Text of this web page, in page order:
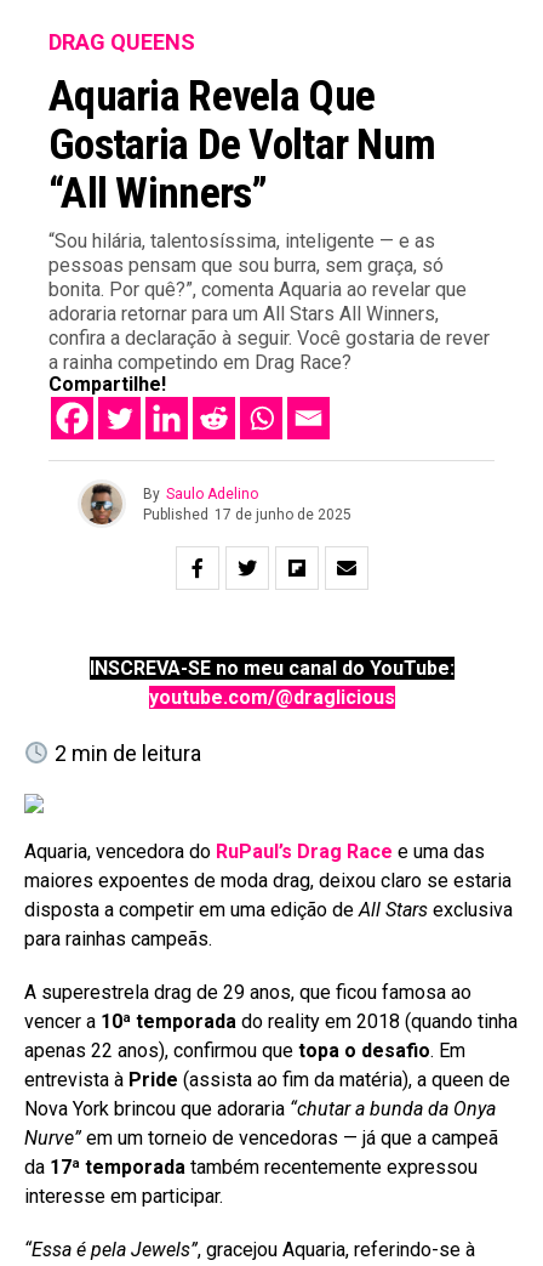
DRAG QUEENS
Aquaria Revela Que
Gostaria De Voltar Num
“All Winners”
“Sou hilária, talentosíssima, inteligente — e as
pessoas pensam que sou burra, sem graça, só
bonita. Por quê?”, comenta Aquaria ao revelar que
adoraria retornar para um All Stars All Winners,
confira a declaração à seguir. Você gostaria de rever
a rainha competindo em Drag Race?
Compartilhe!
By Saulo Adelino
Published 17 de junho de 2025
INSCREVA-SE no meu canal do YouTube:
youtube.com/@draglicious
2 min de leitura
Aquaria, vencedora do RuPaul’s Drag Race e uma das
maiores expoentes de moda drag, deixou claro se estaria
disposta a competir em uma edição deAll Stars exclusiva
para rainhas campeãs.
A superestrela drag de 29 anos, que ficou famosa ao
vencer a 10ª temporada do reality em 2018 (quando tinha
apenas 22 anos), confirmou que topa o desafio. Em
entrevista à Pride (assista ao fim da matéria), a queen de
Nova York brincou que adoraria “chutar a bunda da Onya
Nurve”em um torneio de vencedoras — já que a campeã
da 17ª temporada também recentemente expressou
interesse em participar.
“Essa é pela Jewels”, gracejou Aquaria, referindo-se à